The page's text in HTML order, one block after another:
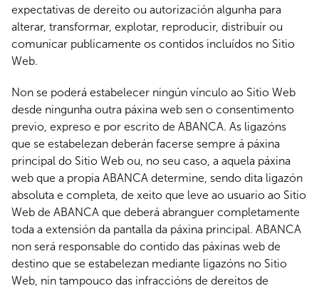
expectativas de dereito ou autorización algunha para
alterar, transformar, explotar, reproducir, distribuír ou
comunicar publicamente os contidos incluídos no Sitio
Web.
Non se poderá estabelecer ningún vínculo ao Sitio Web
desde ningunha outra páxina web sen o consentimento
previo, expreso e por escrito de ABANCA. As ligazóns
que se estabelezan deberán facerse sempre á páxina
principal do Sitio Web ou, no seu caso, a aquela páxina
web que a propia ABANCA determine, sendo dita ligazón
absoluta e completa, de xeito que leve ao usuario ao Sitio
Web de ABANCA que deberá abranguer completamente
toda a extensión da pantalla da páxina principal. ABANCA
non será responsable do contido das páxinas web de
destino que se estabelezan mediante ligazóns no Sitio
Web, nin tampouco das infraccións de dereitos de